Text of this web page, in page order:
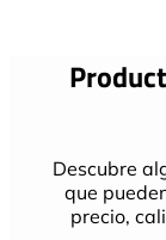
Descubre
que
precio,